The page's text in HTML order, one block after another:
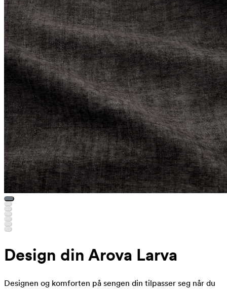
Design din Arova Larva
Designen og komforten på sengen din tilpasser seg når du